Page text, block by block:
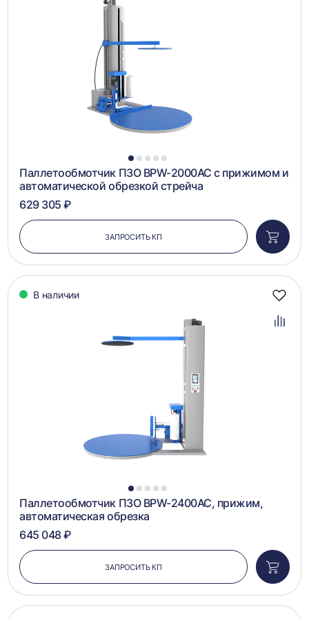
1 2 3 4 5
Паллетообмотчик ПЗО BPW-2000AC с прижимом и
автоматической обрезкой стрейча
629 305 ₽
ЗАПРОСИТЬ КП
в
В наличии
1 2 3 4 5
Паллетообмотчик ПЗО BPW-2400AC, прижим,
автоматическая обрезка
645 048 ₽
ЗАПРОСИТЬ КП
в